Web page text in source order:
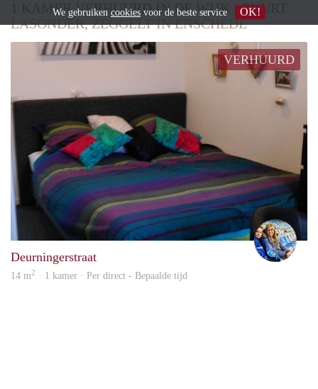
1 KAMER VERHUURD IN DE WIJK / BUURT
LASONDER, ZEGGELT IN ENSCHEDE
VERHUURD
Deurningerstraat
14 m2 · 1 kamer · Per direct - Bepaalde tijd
We gebruiken cookies voor de beste service OK!